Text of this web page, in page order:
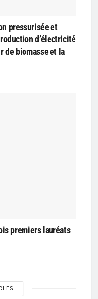
pressurisée et
d’électricité
de biomasse et la
premiers lauréats